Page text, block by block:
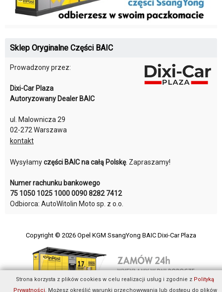
Sklep Oryginalne Części BAIC
Prowadzony przez:
Dixi-Car Plaza
Autoryzowany Dealer BAIC
ul. Malownicza 29
02-272 Warszawa
kontakt
Wysyłamyczęści BAIC na całą Polskę. Zapraszamy!
Numer rachunku bankowego
75 1050 1025 1000 0090 8282 7412
Odbiorca: AutoWitolin Moto sp. z o.o.
Copyright © 2026 Opel KGM SsangYong BAIC Dixi-Car Plaza
Strona korzysta z plików cookies w celu realizacji usług i zgodnie z Polityką
Prywatności. Możesz określić warunki przechowywania lub dostępu do plików